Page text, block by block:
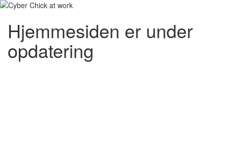
Hjemmesiden er under
opdatering